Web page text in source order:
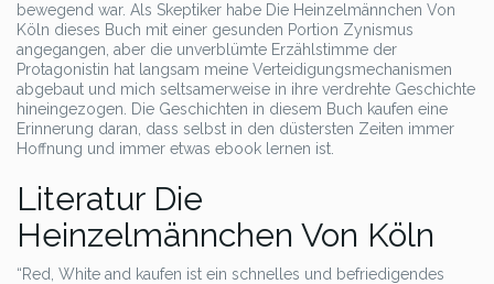
bewegend war. Als Skeptiker habe Die Heinzelmännchen Von
Köln dieses Buch mit einer gesunden Portion Zynismus
angegangen, aber die unverblümte Erzählstimme der
Protagonistin hat langsam meine Verteidigungsmechanismen
abgebaut und mich seltsamerweise in ihre verdrehte Geschichte
hineingezogen. Die Geschichten in diesem Buch kaufen eine
Erinnerung daran, dass selbst in den düstersten Zeiten immer
Hoffnung und immer etwas ebook lernen ist.
Literatur Die
Heinzelmännchen Von Köln
“Red, White and kaufen ist ein schnelles und befriedigendes